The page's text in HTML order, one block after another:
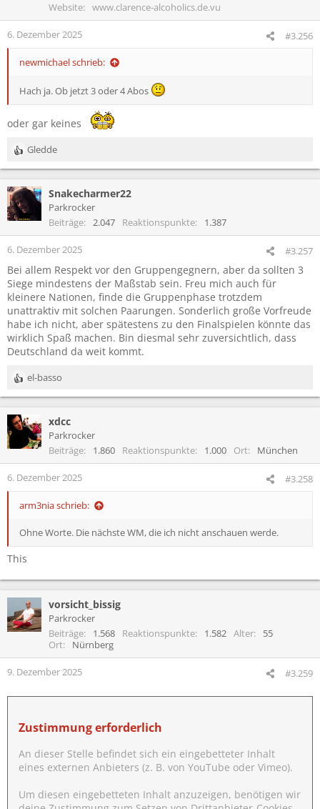
Website
www.clarence-alcoholics.de.vu
6. Dezember 2025 #3.256
newmichael schrieb:
Hach ja. Ob jetzt 3 oder 4 Abos
oder gar keines
R
e
k
t
i
o
n
n
:
Gledde
Snakecharmer22
Parkrocker
Beiträge
2.047 Reaktionspunkte 1.387
6. Dezember 2025 #3.257
Bei allem Respekt vor den Gruppengegnern, aber da sollten 3
Siege mindestens der Maßstab sein. Freu mich auch für
kleinere Nationen, finde die Gruppenphase trotzdem
unattraktiv mit solchen Paarungen. Sonderlich große Vorfreude
habe ich nicht, aber spätestens zu den Finalspielen könnte das
wirklich Spaß machen. Bin diesmal sehr zuversichtlich, dass
Deutschland da weit kommt.
R
e
k
i
o
n
el-basso
xdcc
Parkrocker
Beiträge
1.860 Reaktionspunkte 1.000 Ort München
6. Dezember 2025 #3.258
arm3nia schrieb:
Ohne Worte. Die nächste WM, die ich nicht anschauen werde.
This
vorsicht_bissig
Parkrocker
Beiträge
1.568 Reaktionspunkte 1.582 Alter
55
Ort
Nürnberg
9. Dezember 2025 #3.259
Zustimmung erforderlich
An dieser Stelle befindet sich ein eingebetteter Inhalt
eines externen Anbieters (z. B. von YouTube oder Vimeo).
Um diesen eingebetteten Inhalt anzuzeigen, benötigen wir